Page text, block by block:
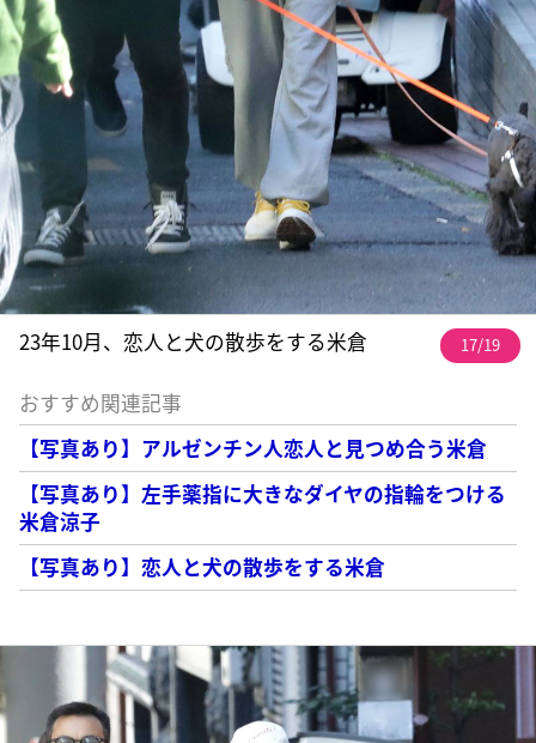
23年10月、恋人と犬の散歩をする米倉 17/19
おすすめ関連記事
【写真あり】アルゼンチン人恋人と見つめ合う米倉
【写真あり】左手薬指に大きなダイヤの指輪をつける
米倉涼子
【写真あり】恋人と犬の散歩をする米倉